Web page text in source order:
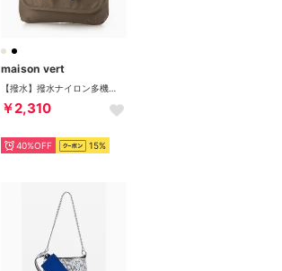
maison vert
￥2,310
40%OFF 15%